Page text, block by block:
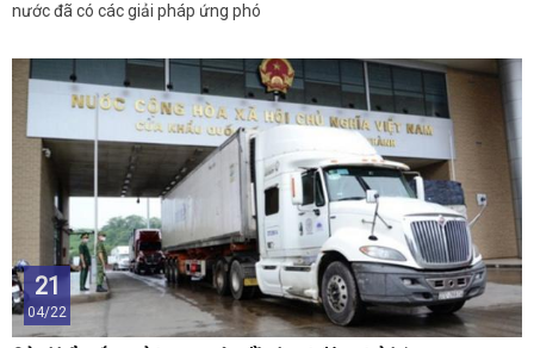
nước đã có các giải pháp ứng phó
21
04/22